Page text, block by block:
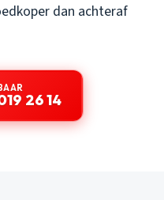
dan achteraf
26 14